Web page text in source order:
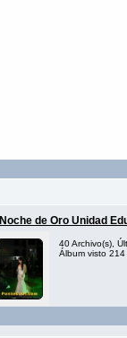
Noche de Oro Unidad
40 Archivo(s),
Álbum visto 214